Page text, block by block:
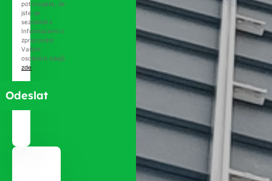
potvrzujete, že
jste se
seznámili s
Informacemi o
zpracování
Vašich
osobních údajů
zde.